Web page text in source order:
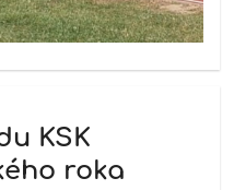
KSK
roka